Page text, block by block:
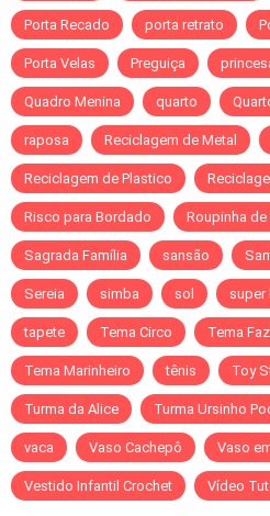
Porta Recado porta retrato
Porta Velas Preguiça
Quadro Menina quarto
raposa Reciclagem de Metal
Reciclagem de Plastico
Risco para Bordado Roupinha de
Sagrada Família sansão
Sereia simba sol super
tapete Tema Circo Tema
Tema Marinheiro tênis Toy
Turma da Alice Turma Ursinho
vaca Vaso Cachepô Vaso
Vestido Infantil Crochet Vídeo